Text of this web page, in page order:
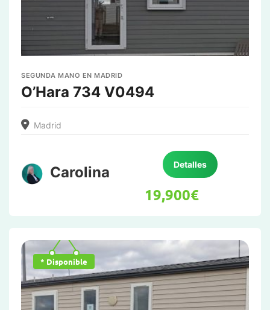
SEGUNDA MANO EN MADRID
O’Hara 734 V0494
Madrid
Carolina Detalles
19,900€
* Disponible